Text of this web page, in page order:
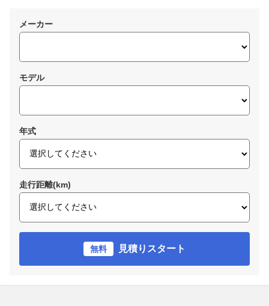
メーカー
モデル
年式
走行距離(km)
無料 見積りスタート